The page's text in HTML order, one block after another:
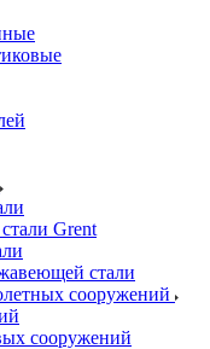
Grent
стали
сооружений
сооружений